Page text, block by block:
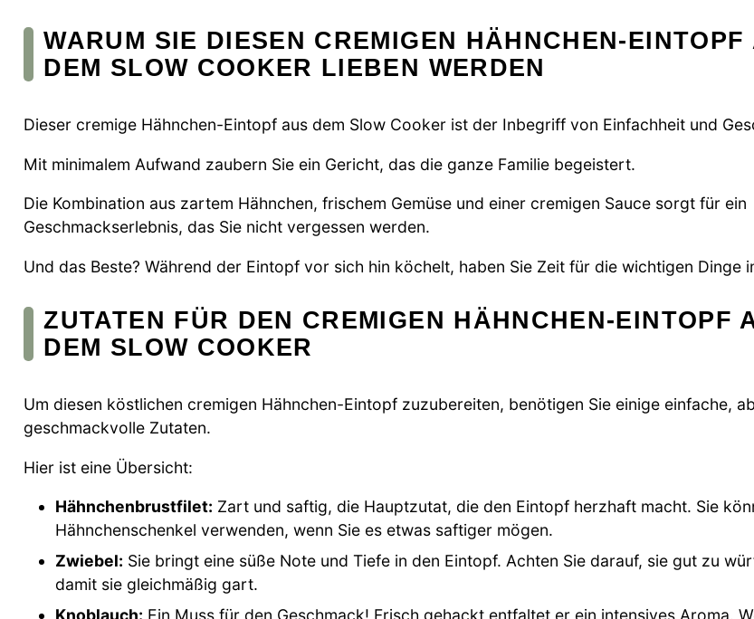
WARUM SIE DIESEN CREMIGEN HÄHNCHEN-EINTOPF
DEM SLOW COOKER LIEBEN WERDEN
Dieser cremige Hähnchen-Eintopf aus dem Slow Cooker ist der Inbegriff von Einfachheit und
Mit minimalem Aufwand zaubern Sie ein Gericht, das die ganze Familie begeistert.
Die Kombination aus zartem Hähnchen, frischem Gemüse und einer cremigen Sauce sorgt für ein
Geschmackserlebnis, das Sie nicht vergessen werden.
Und das Beste? Während der Eintopf vor sich hin köchelt, haben Sie Zeit für die wichtigen Dinge
ZUTATEN FÜR DEN CREMIGEN HÄHNCHEN-EINTOPF
DEM SLOW COOKER
Um diesen köstlichen cremigen Hähnchen-Eintopf zuzubereiten, benötigen Sie einige einfache,
geschmackvolle Zutaten.
Hier ist eine Übersicht:
Hähnchenbrustfilet: Zart und saftig, die Hauptzutat, die den Eintopf herzhaft macht. Sie
Hähnchenschenkel verwenden, wenn Sie es etwas saftiger mögen.
Zwiebel: Sie bringt eine süße Note und Tiefe in den Eintopf. Achten Sie darauf, sie gut zu
damit sie gleichmäßig gart.